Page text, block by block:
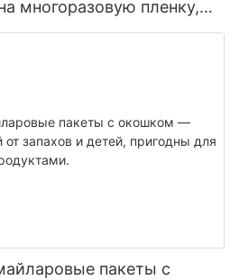
многоразовую пленку,
пакеты с